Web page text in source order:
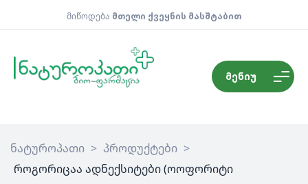
მიწოდება მთელი ქვეყნის მასშტაბით
მენიუ
ნატუროპათი > პროდუქტები >
როგორიცაა ადნექსიტები (ოოფორიტი